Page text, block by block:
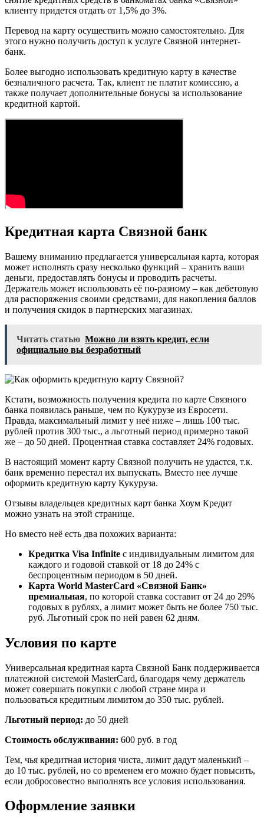
клиенту придется отдать от 1,5% до 3%.
Перевод на карту осуществить можно самостоятельно. Для
этого нужно получить доступ к услуге Связной интернет-
банк.
Более выгодно использовать кредитную карту в качестве
безналичного расчета. Так, клиент не платит комиссию, а
также получает дополнительные бонусы за использование
кредитной картой.
Кредитная карта Связной банк
Вашему вниманию предлагается универсальная карта, которая
может исполнять сразу несколько функций – хранить ваши
деньги, предоставлять бонусы и проводить расчеты.
Держатель может использовать её по-разному – как дебетовую
для распоряжения своими средствами, для накопления баллов
и получения скидок в партнерских магазинах.
Читать статью Можно ли взять кредит, если
официально вы безработный
Кстати, возможность получения кредита по карте Связного
банка появилась раньше, чем по Кукурузе из Евросети.
Правда, максимальный лимит у неё ниже – лишь 100 тыс.
рублей против 300 тыс., а льготный период примерно такой
же – до 50 дней. Процентная ставка составляет 24% годовых.
В настоящий момент карту Связной получить не удастся, т.к.
банк временно перестал их выпускать. Вместо нее лучше
оформить кредитную карту Кукуруза.
Отзывы владельцев кредитных карт банка Хоум Кредит
можно узнать на этой странице.
Но вместо неё есть два похожих варианта:
Кредитка Visa Infinite с индивидуальным лимитом для
каждого и годовой ставкой от 18 до 24% с
беспроцентным периодом в 50 дней.
Карта World MasterCard «Связной Банк»
премиальная, по которой ставка составит от 24 до 29%
годовых в рублях, а лимит может быть не более 750 тыс.
руб. Льготный срок по ней равен 62 дням.
Условия по карте
Универсальная кредитная карта Связной Банк поддерживается
платежной системой MasterCard, благодаря чему держатель
может совершать покупки с любой стране мира и
пользоваться кредитным лимитом до 350 тыс. рублей.
Льготный период: до 50 дней
Стоимость обслуживания: 600 руб. в год
Тем, чья кредитная история чиста, лимит дадут маленький –
до 10 тыс. рублей, но со временем его можно будет повысить,
если добросовестно выполнять все условия использования.
Оформление заявки